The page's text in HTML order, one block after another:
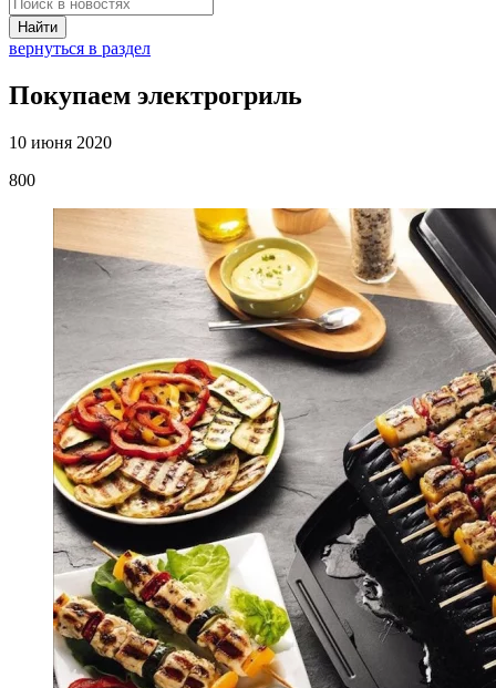
Найти
вернуться в раздел
Покупаем электрогриль
10 июня 2020
800